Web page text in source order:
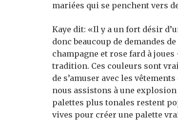
mariées qui se penchent vers
Kaye dit: «Il y a un fort désir
donc beaucoup de demandes
champagne et rose fard à
tradition. Ces couleurs sont
de s’amuser avec les
nous assistons à une
palettes plus tonales restent
vives pour créer une palette